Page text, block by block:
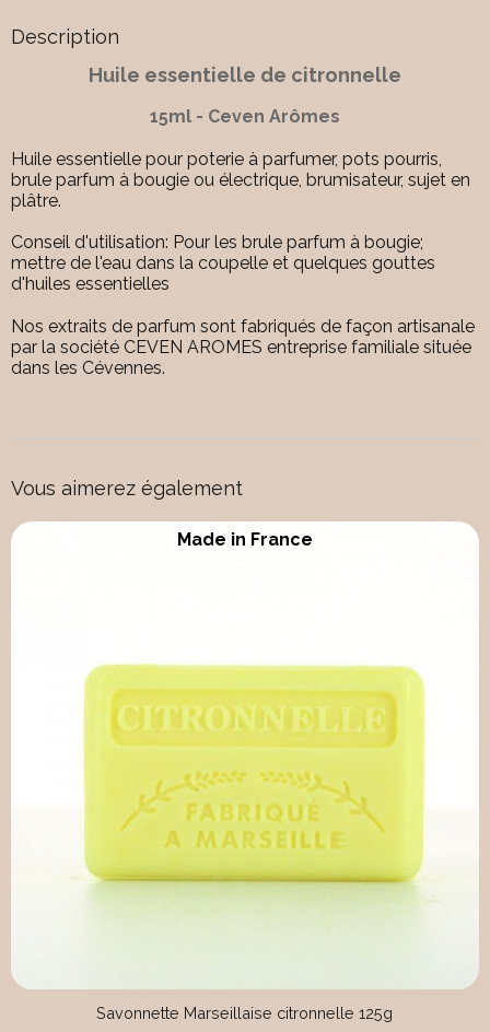
Description
Huile essentielle de citronnelle
15ml - Ceven Arômes
Huile essentielle pour poterie à parfumer, pots pourris,
brule parfum à bougie ou électrique, brumisateur, sujet en
plâtre.
Conseil d'utilisation: Pour les brule parfum à bougie;
mettre de l'eau dans la coupelle et quelques gouttes
d'huiles essentielles
Nos extraits de parfum sont fabriqués de façon artisanale
par la société CEVEN AROMES entreprise familiale située
dans les Cévennes.
Vous aimerez également
Savonnette Marseillaise citronnelle 125g
Made in France